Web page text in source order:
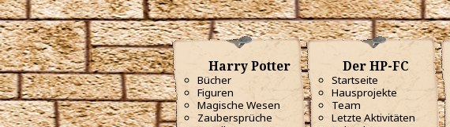
Harry Potter
Bücher
Figuren
Magische Wesen
Zaubersprüche
Der HP-FC
Startseite
Hausprojekte
Team
Letzte Aktivitäten